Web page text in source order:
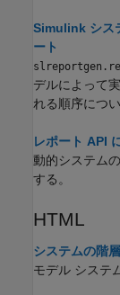
Simulink シス
ート
デルによって
れる順序につ
レポート API
動的システム
する。
HTML
システムの階
モデル システ